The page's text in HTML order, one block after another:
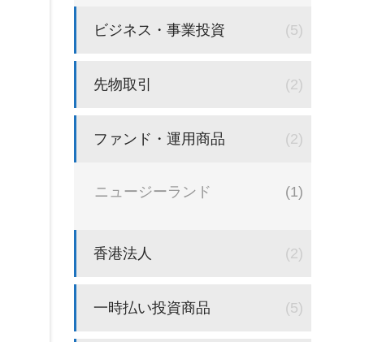
ビジネス・事業投資 (5)
先物取引 (2)
ファンド・運用商品 (2)
ニュージーランド (1)
香港法人 (2)
一時払い投資商品 (5)